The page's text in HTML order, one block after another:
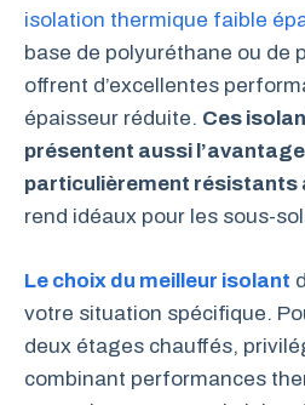
isolation thermique faible
base de polyuréthane ou de
offrent d’excellentes
épaisseur réduite. Ces
présentent aussi l’avantage
particulièrement résistants
rend idéaux pour les sous-
Le choix du meilleur isolant
votre situation spécifique.
deux étages chauffés,
combinant performances